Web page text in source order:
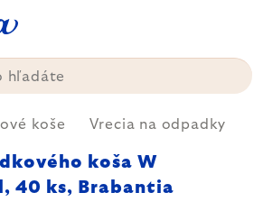
koše Vrecia na odpadky
koša W
l, 40 ks, Brabantia